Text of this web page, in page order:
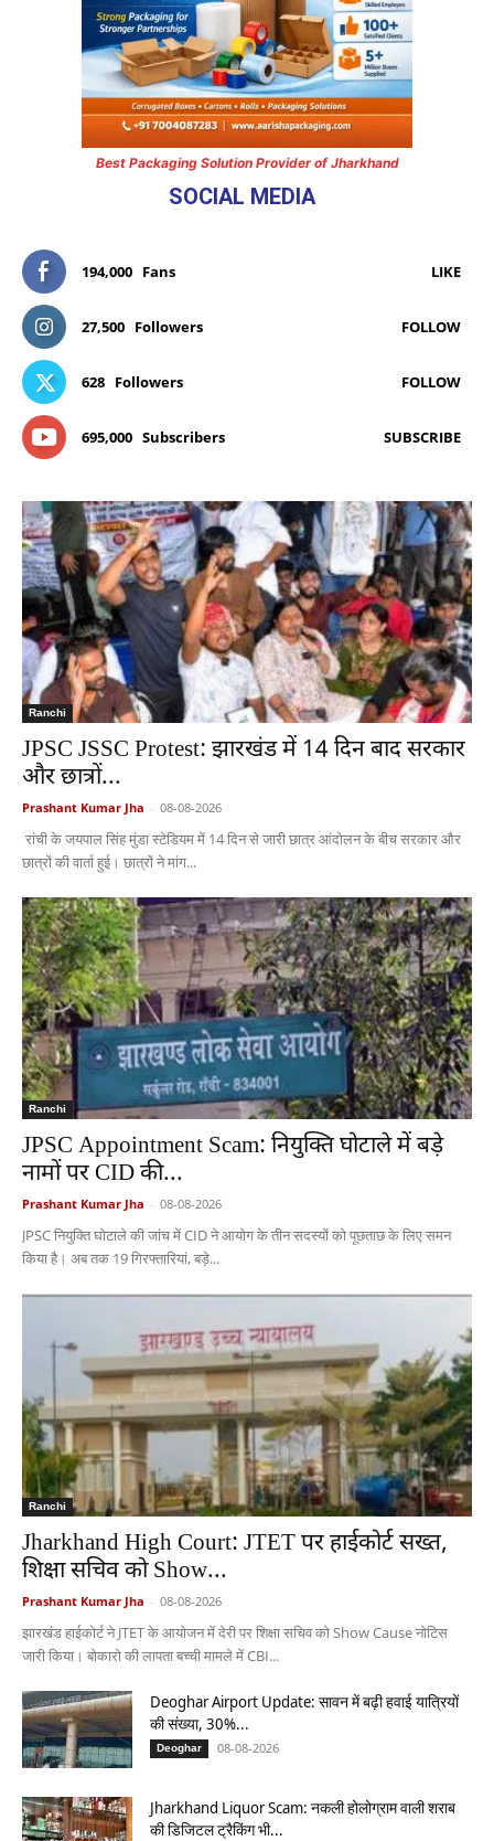
Best Packaging Solution Provider of Jharkhand
SOCIAL MEDIA
194,000 Fans LIKE
27,500 Followers FOLLOW
628 Followers FOLLOW
695,000 Subscribers SUBSCRIBE
Ranchi
JPSC JSSC Protest: झारखंड में 14 दिन बाद सरकार
और छात्रों...
Prashant Kumar Jha - 08-08-2026
रांची के जयपाल सिंह मुंडा स्टेडियम में 14 दिन से जारी छात्र आंदोलन के बीच सरकार और
छात्रों की वार्ता हुई। छात्रों ने मांग...
Ranchi
JPSC Appointment Scam: नियुक्ति घोटाले में बड़े
नामों पर CID की...
Prashant Kumar Jha - 08-08-2026
JPSC नियुक्ति घोटाले की जांच में CID ने आयोग के तीन सदस्यों को पूछताछ के लिए समन
किया है। अब तक 19 गिरफ्तारियां, बड़े...
Ranchi
Jharkhand High Court: JTET पर हाईकोर्ट सख्त,
शिक्षा सचिव को Show...
Prashant Kumar Jha - 08-08-2026
झारखंड हाईकोर्ट ने JTET के आयोजन में देरी पर शिक्षा सचिव को Show Cause नोटिस
जारी किया। बोकारो की लापता बच्ची मामले में CBI...
Deoghar Airport Update: सावन में बढ़ी हवाई यात्रियों
की संख्या, 30%...
Deoghar 08-08-2026
Jharkhand Liquor Scam: नकली होलोग्राम वाली शराब
की डिजिटल ट्रैकिंग भी...